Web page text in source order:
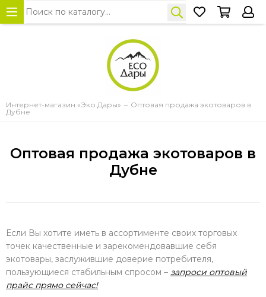
Интернет-магазин «Эко Дары»
Оптовая продажа экотоваров в
Дубне
Оптовая продажа экотоваров в
Дубне
Если Вы хотите иметь в ассортименте своих торговых
точек качественные и зарекомендовавшие себя
экотовары, заслужившие доверие потребителя,
пользующиеся стабильным спросом – запроси оптовый
прайс прямо сейчас!